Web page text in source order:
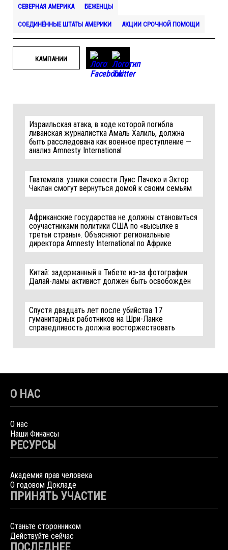
СЕВЕРНАЯ АМЕРИКА БЕЖЕНЦЫ
СОЕДИНЁННЫЕ ШТАТЫ АМЕРИКИ АКЦИИ СРОЧНОЙ ПОМОЩИ
КАМПАНИИ
Израильская атака, в ходе которой погибла
ливанская журналистка Амаль Халиль, должна
быть расследована как военное преступление —
анализ Amnesty International
Гватемала: узники совести Луис Пачеко и Эктор
Чаклан смогут вернуться домой к своим семьям
Африканские государства не должны становиться
соучастниками политики США по «высылке в
третьи страны». Объясняют региональные
директора Amnesty International по Африке
Китай: задержанный в Тибете из-за фотографии
Далай-ламы активист должен быть освобождён
Спустя двадцать лет после убийства 17
гуманитарных работников на Шри-Ланке
справедливость должна восторжествовать
О НАС
О нас
Наши Финансы
РЕСУРСЫ
Академия прав человека
О годовом Докладе
ПРИНЯТЬ УЧАСТИЕ
Станьте сторонником
Действуйте сейчас
ПОСЛЕДНЕЕ